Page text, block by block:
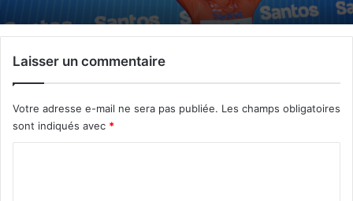
Laisser un commentaire
Votre adresse e-mail ne sera pas publiée. Les champs obligatoires
sont indiqués avec *